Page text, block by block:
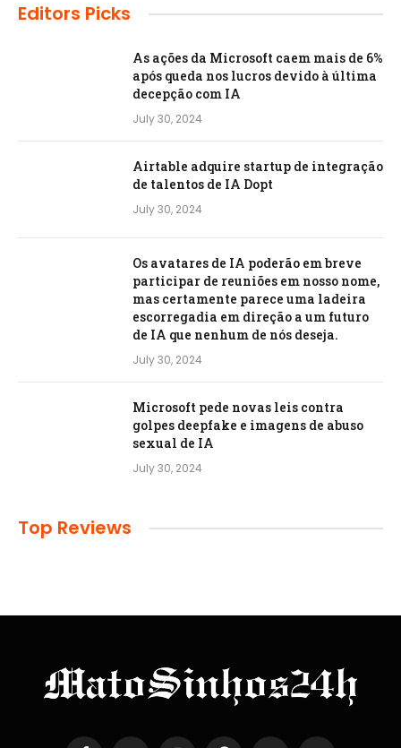
Editors Picks
As ações da Microsoft caem mais de 6%
após queda nos lucros devido à última
decepção com IA
July 30, 2024
Airtable adquire startup de integração
de talentos de IA Dopt
July 30, 2024
Os avatares de IA poderão em breve
participar de reuniões em nosso nome,
mas certamente parece uma ladeira
escorregadia em direção a um futuro
de IA que nenhum de nós deseja.
July 30, 2024
Microsoft pede novas leis contra
golpes deepfake e imagens de abuso
sexual de IA
July 30, 2024
Top Reviews